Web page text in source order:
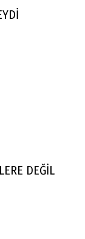
DEĞİL